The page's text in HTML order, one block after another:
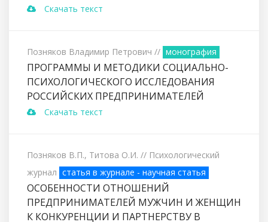
Скачать текст
Позняков Владимир Петрович // монография
ПРОГРАММЫ И МЕТОДИКИ СОЦИАЛЬНО-
ПСИХОЛОГИЧЕСКОГО ИССЛЕДОВАНИЯ
РОССИЙСКИХ ПРЕДПРИНИМАТЕЛЕЙ
Скачать текст
Позняков В.П., Титова О.И. // Психологический
журнал статья в журнале - научная статья
ОСОБЕННОСТИ ОТНОШЕНИЙ
ПРЕДПРИНИМАТЕЛЕЙ МУЖЧИН И ЖЕНЩИН
К КОНКУРЕНЦИИ И ПАРТНЕРСТВУ В